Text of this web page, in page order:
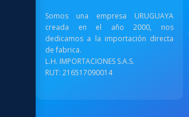
Somos una empresa URUGUAYA
creada en el año 2000, nos
dedicamos a la importación directa
de fabrica.
L.H. IMPORTACIONES S.A.S.
RUT: 216517090014